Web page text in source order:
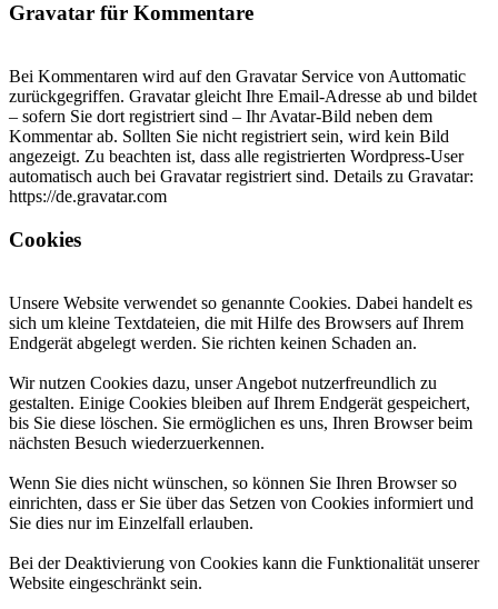
Gravatar für Kommentare
Bei Kommentaren wird auf den Gravatar Service von Auttomatic
zurückgegriffen. Gravatar gleicht Ihre Email-Adresse ab und bildet
– sofern Sie dort registriert sind – Ihr Avatar-Bild neben dem
Kommentar ab. Sollten Sie nicht registriert sein, wird kein Bild
angezeigt. Zu beachten ist, dass alle registrierten Wordpress-User
automatisch auch bei Gravatar registriert sind. Details zu Gravatar:
https://de.gravatar.com
Cookies
Unsere Website verwendet so genannte Cookies. Dabei handelt es
sich um kleine Textdateien, die mit Hilfe des Browsers auf Ihrem
Endgerät abgelegt werden. Sie richten keinen Schaden an.
Wir nutzen Cookies dazu, unser Angebot nutzerfreundlich zu
gestalten. Einige Cookies bleiben auf Ihrem Endgerät gespeichert,
bis Sie diese löschen. Sie ermöglichen es uns, Ihren Browser beim
nächsten Besuch wiederzuerkennen.
Wenn Sie dies nicht wünschen, so können Sie Ihren Browser so
einrichten, dass er Sie über das Setzen von Cookies informiert und
Sie dies nur im Einzelfall erlauben.
Bei der Deaktivierung von Cookies kann die Funktionalität unserer
Website eingeschränkt sein.